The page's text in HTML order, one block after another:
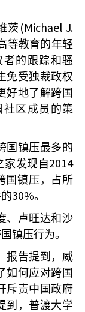
茨 (Michael J.
等教育的年轻
的跟踪和骚
免受独裁政权
好地了解跨国
区成员的策
国镇压最多的
家发现自 2014
国镇压，占所
30%。
、卢旺达和沙
镇压行为。
报告提到，威
如何应对跨国
斥责中国政府
到，普渡大学